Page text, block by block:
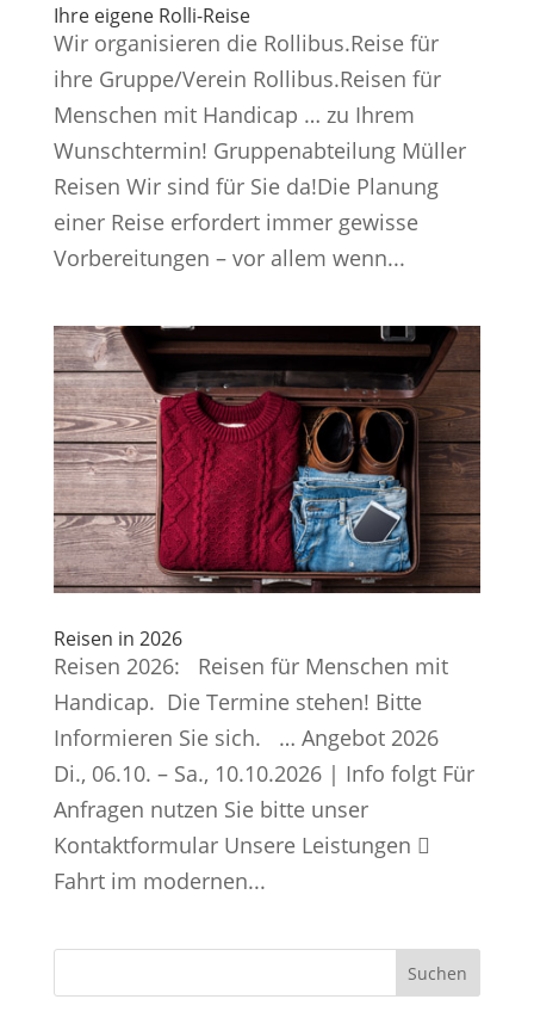
Ihre eigene Rolli-Reise
Wir organisieren die Rollibus.Reise für
ihre Gruppe/Verein Rollibus.Reisen für
Menschen mit Handicap … zu Ihrem
Wunschtermin! Gruppenabteilung Müller
Reisen Wir sind für Sie da!Die Planung
einer Reise erfordert immer gewisse
Vorbereitungen – vor allem wenn...
Reisen in 2026
Reisen 2026: Reisen für Menschen mit
Handicap. Die Termine stehen! Bitte
Informieren Sie sich. … Angebot 2026
Di., 06.10. – Sa., 10.10.2026 | Info folgt Für
Anfragen nutzen Sie bitte unser
Kontaktformular Unsere Leistungen 
Fahrt im modernen...
Suchen